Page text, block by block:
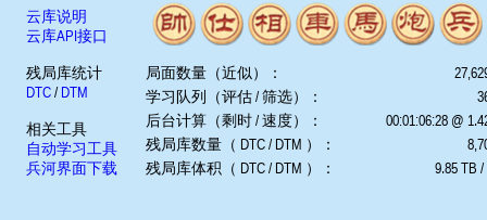
云库说明
云库API接口
残局库统计
DTC/ DTM
相关工具
自动学习工具
兵河界面下载
局面数量（近似）：
学习队列（评估 / 筛选）：
后台计算（剩时 / 速度）：
00:01:06:28 @
残局库数量（ DTC / DTM ）：
残局库体积（ DTC / DTM ）：
9.85 TB